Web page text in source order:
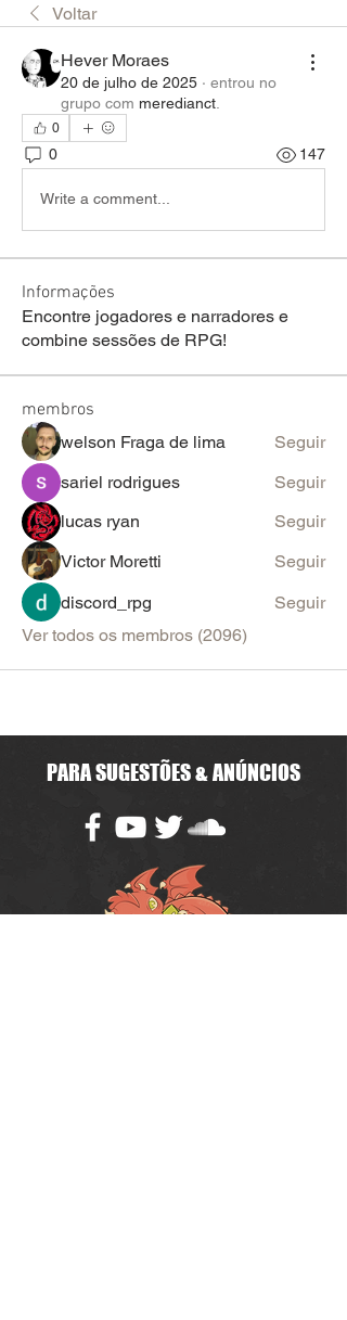
Voltar
Hever Moraes
20 de julho de 2025 · entrou no
grupo com meredianct
0
0 147
Write a comment...
Informações
Encontre jogadores e narradores e
combine sessões de RPG!
membros
welson Fraga de lima
Seguir
sariel rodrigues
Seguir
lucas ryan
Seguir
Victor Moretti
Seguir
discord_rpg
Seguir
Ver todos os membros (2096)
PARA SUGESTÕES & ANÚNCIOS